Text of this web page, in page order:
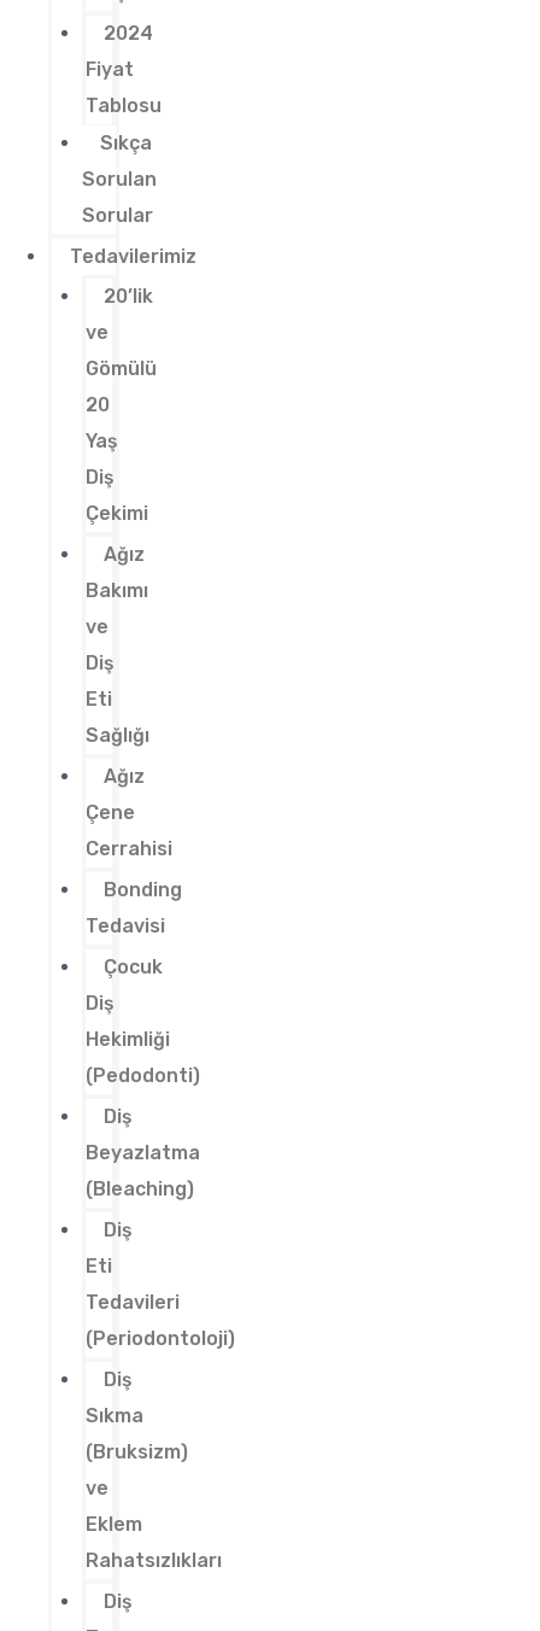
2024
Fiyat
Tablosu
Sıkça
Sorulan
Sorular
Tedavilerimiz
20’lik
ve
Gömülü
20
Yaş
Diş
Çekimi
Ağız
Bakımı
ve
Diş
Eti
Sağlığı
Ağız
Çene
Cerrahisi
Bonding
Tedavisi
Çocuk
Diş
Hekimliği
(Pedodonti)
Diş
Beyazlatma
(Bleaching)
Diş
Eti
Tedavileri
(Periodontoloji)
Diş
Sıkma
(Bruksizm)
ve
Eklem
Rahatsızlıkları
Diş